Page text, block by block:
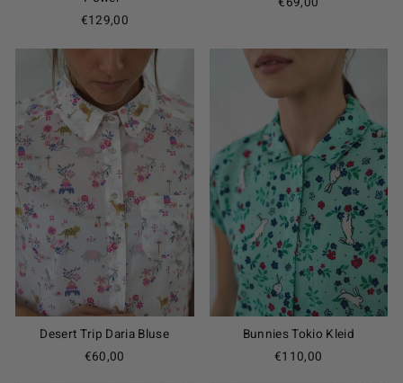
€129,00
Desert Trip Daria Bluse
€60,00
Bunnies Tokio Kleid
€110,00